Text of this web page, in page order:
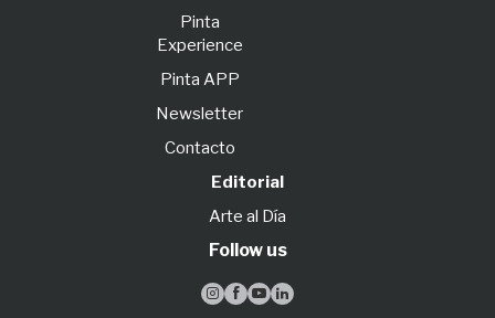
Pinta
Experience
Pinta APP
Newsletter
Contacto
Editorial
Arte al Día
Follow us
   